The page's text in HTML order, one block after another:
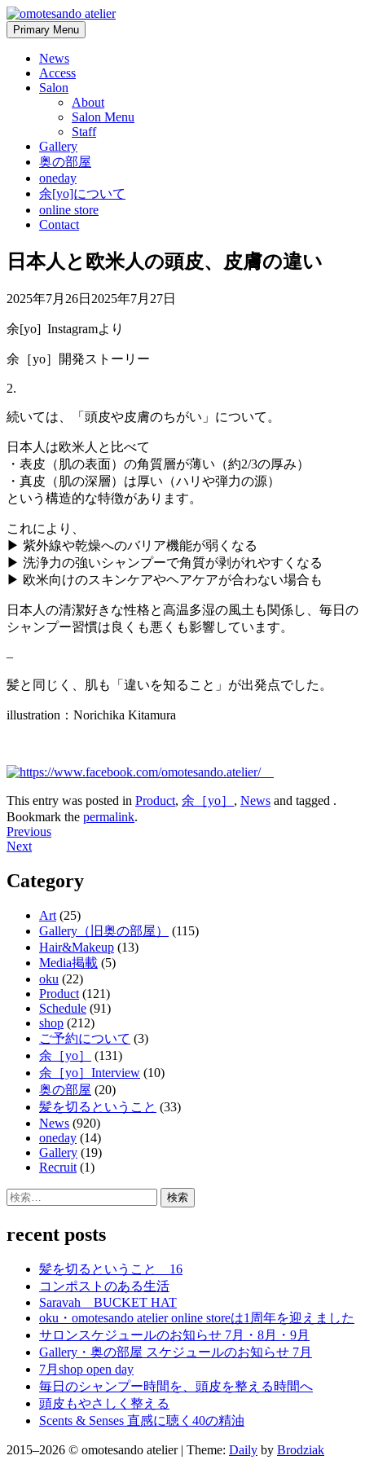
Skip
to
content
Primary Menu
News
Access
Salon
About
Salon Menu
Staff
Gallery
奥の部屋
oneday
余[yo]について
online store
Contact
日本人と欧米人の頭皮、皮膚の違い
2025年7月26日 2025年7月27日
余[yo] Instagramより
余［yo］開発ストーリー
2.
続いては、「頭皮や皮膚のちがい」について。
日本人は欧米人と比べて
・表皮（肌の表面）の角質層が薄い（約2/3の厚み）
・真皮（肌の深層）は厚い（ハリや弾力の源）
という構造的な特徴があります。
これにより、
▶ 紫外線や乾燥へのバリア機能が弱くなる
▶ 洗浄力の強いシャンプーで角質が剥がれやすくなる
▶ 欧米向けのスキンケアやヘアケアが合わない場合も
日本人の清潔好きな性格と高温多湿の風土も関係し、毎日の
シャンプー習慣は良くも悪くも影響しています。
–
髪と同じく、肌も「違いを知ること」が出発点でした。
illustration：Norichika Kitamura
This entry was posted in Product, 余［yo］ , News and tagged .
Bookmark the permalink.
Post
navigation
Previous
Next
Category
Art (25)
Gallery（旧奥の部屋）
(115)
Hair&Makeup (13)
Media掲載 (5)
oku (22)
Product (121)
Schedule (91)
shop (212)
ご予約について (3)
余［yo］
(131)
余［yo］Interview (10)
奥の部屋 (20)
髪を切るということ (33)
News (920)
oneday (14)
Gallery (19)
Recruit (1)
検
recent posts
髪を切るということ 16
コンポストのある生活
Saravah BUCKET HAT
oku・omotesando atelier online storeは1周年を迎えました
サロンスケジュールのお知らせ 7月・8月・9月
Gallery・奥の部屋 スケジュールのお知らせ 7月
7月shop open day
毎日のシャンプー時間を、頭皮を整える時間へ
頭皮もやさしく整える
Scents & Senses 直感に聴く40の精油
2015–2026 © omotesando atelier | Theme: Daily by Brodziak